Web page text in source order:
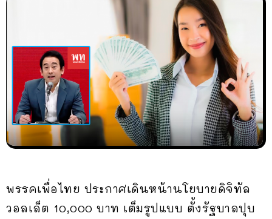
พรรคเพื่อไทย ประกาศเดินหน้านโยบายดิจิทัล
วอลเล็ต 10,000 บาท เต็มรูปแบบ ตั้งรัฐบาลปุบ